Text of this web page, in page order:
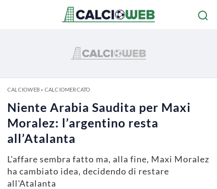
CALCIOWEB» CALCIOMERCATO
Niente Arabia Saudita per Maxi
Moralez: l’argentino resta
all’Atalanta
L'affare sembra fatto ma, alla fine, Maxi Moralez
ha cambiato idea, decidendo di restare
all'Atalanta